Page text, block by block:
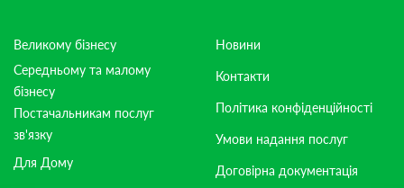
Великому бізнесу
Середньому та малому
бізнесу
Постачальникам послуг
зв'язку
Для Дому
Новини
Контакти
Політика конфіденційності
Умови надання послуг
Договірна документація